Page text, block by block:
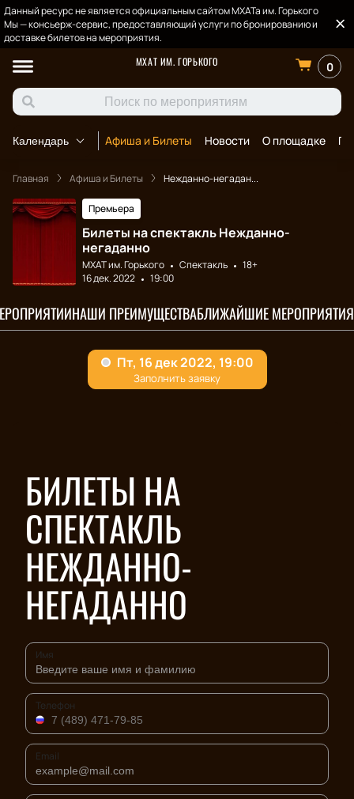
Данный ресурс не является официальным сайтом МХАТа им. Горького
Мы — консьерж-сервис, предоставляющий услуги по бронированию и
доставке билетов на мероприятия.
МХАТ ИМ. ГОРЬКОГО
0
Календарь Афиша и Билеты Новости О площадке
Главная Афиша и Билеты Нежданно-негадан...
Премьера
Билеты на спектакль Нежданно-
негаданно
МХАТ им. Горького Спектакль
18+
16 дек. 2022
19:00
НАШИ ПРЕИМУЩЕСТВАБЛИЖАЙШИЕ МЕРОПРИЯТИЯ
БИЛЕТЫ НА
СПЕКТАКЛЬ
НЕЖДАННО-
НЕГАДАННО
Имя
Телефон
Email